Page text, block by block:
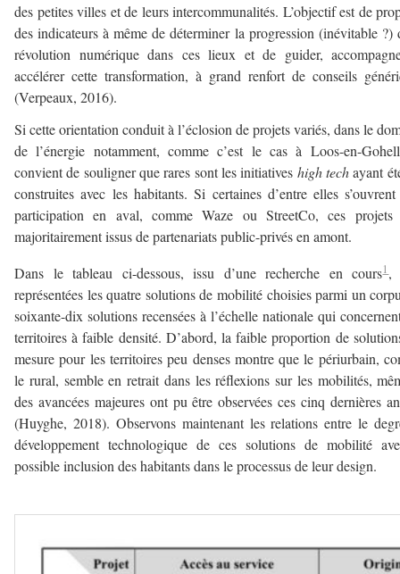
des petites villes et de leurs intercommunalités. L’objectif est de
des indicateurs à même de déterminer la progression (inévitable ?)
révolution numérique dans ces lieux et de guider,
accélérer cette transformation, à grand renfort de conseils
(Verpeaux, 2016).
Si cette orientation conduit à l’éclosion de projets variés, dans le
de l’énergie notamment, comme c’est le cas à Loos-en-
convient de souligner que rares sont les initiatives high techayant
construites avec les habitants. Si certaines d’entre elles
participation en aval, comme Waze ou StreetCo, ces projets
majoritairement issus de partenariats public-privés en amont.
Dans le tableau ci-dessous, issu d’une recherche en cours1,
représentées les quatre solutions de mobilité choisies parmi un
soixante-dix solutions recensées à l’échelle nationale qui
territoires à faible densité. D’abord, la faible proportion de
mesure pour les territoires peu denses montre que le périurbain,
le rural, semble en retrait dans les réflexions sur les mobilités,
des avancées majeures ont pu être observées ces cinq dernières
(Huyghe, 2018). Observons maintenant les relations entre le
développement technologique de ces solutions de mobilité
possible inclusion des habitants dans le processus de leur design.